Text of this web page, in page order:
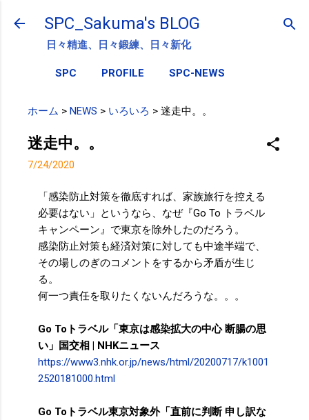
スキップしてメイン コンテンツに移動
SPC_Sakuma's BLOG
日々精進、日々鍛練、日々新化
SPC PROFILE SPC-NEWS
ホーム > NEWS > いろいろ > 迷走中。。
迷走中。。
7/24/2020
「感染防止対策を徹底すれば、家族旅行を控える
必要はない」というなら、なぜ『Go To トラベル
キャンペーン』で東京を除外したのだろう。
感染防止対策も経済対策に対しても中途半端で、
その場しのぎのコメントをするから矛盾が生じ
る。
何一つ責任を取りたくないんだろうな。。。
Go Toトラベル「東京は感染拡大の中心 断腸の思
い」国交相 | NHKニュース
https://www3.nhk.or.jp/news/html/20200717/k1001
2520181000.html
Go Toトラベル東京対象外「直前に判断 申し訳な